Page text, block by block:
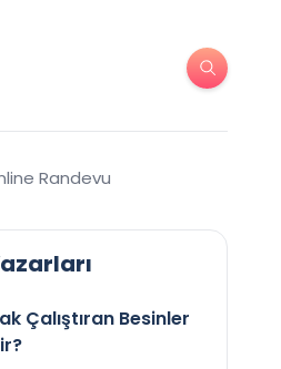
Randevu
Çalıştıran Besinler